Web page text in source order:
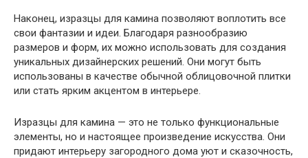
Наконец, изразцы для камина позволяют воплотить все
свои фантазии и идеи. Благодаря разнообразию
размеров и форм, их можно использовать для создания
уникальных дизайнерских решений. Они могут быть
использованы в качестве обычной облицовочной плитки
или стать ярким акцентом в интерьере.
Изразцы для камина — это не только функциональные
элементы, но и настоящее произведение искусства. Они
придают интерьеру загородного дома уют и сказочность,